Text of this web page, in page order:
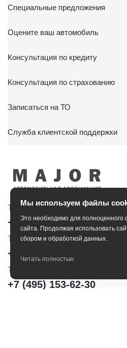
Специальные предложения
Оцените ваш автомобиль
Консультация по кредиту
Консультация по страхованию
Записаться на ТО
Служба клиентской поддержки
Тойота Центр Сити
+7 (495) 153-30-44 +7
Тойота Центр Сокольники
+7 (495) 172-04-83
Тойота Центр Шереметьево
+7 (495) 153-62-30
Мы используем файлы
Это необходимо для полноценного
сайта. Продолжая использовать
сбором и обработкой данных.
Читать полностью